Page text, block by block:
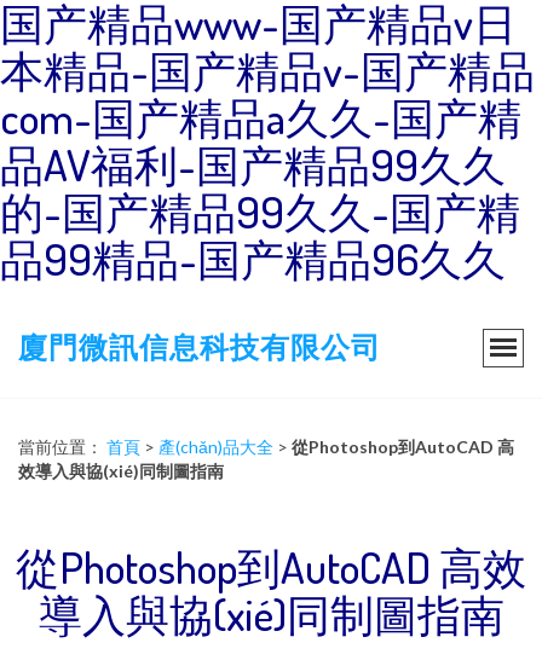
国产精品www-国产精品v日
本精品-国产精品v-国产精品
com-国产精品a久久-国产精
品AV福利-国产精品99久久
的-国产精品99久久-国产精
品99精品-国产精品96久久
廈門微訊信息科技有限公司
當前位置： 首頁 > 產(chǎn)品大全 > 從Photoshop到AutoCAD 高
效導入與協(xié)同制圖指南
從Photoshop到AutoCAD 高效
導入與協(xié)同制圖指南